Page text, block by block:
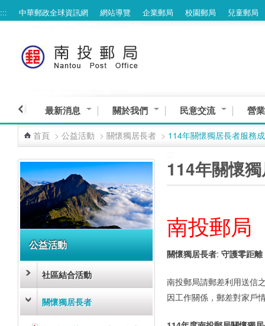
跳到主要內容區塊
::: 中華郵政全球資訊網 網站導覽 企業郵局 校園郵局 兒童郵局
最新消息 關於我們 民意交流 營
首頁 > 公益活動 > 關懷獨居長者 > 114年關懷獨居長者服務
公益活動
社區結合活動
關懷獨居長者
114年關懷
南投郵局
關懷獨居長者: 守護零距離
南投郵局請郵差利用送信
因工作關係，郵差對家戶